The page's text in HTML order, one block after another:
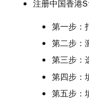
注册中国香港
第一步：
第二步：
第三步：
第四步：
第五步：